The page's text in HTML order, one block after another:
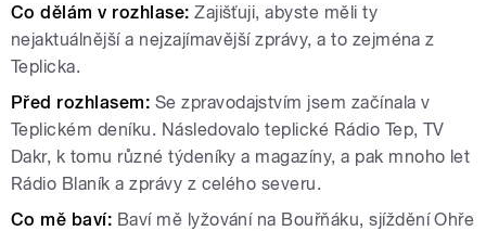
Co dělám v rozhlase:Zajišťuji, abyste měli ty
nejaktuálnější a nejzajímavější zprávy, a to zejména z
Teplicka.
Před rozhlasem: Sezpravodajstvím jsem začínala v
Teplickém deníku. Následovalo teplické Rádio Tep, TV
Dakr, k tomu různé týdeníky a magazíny, a pak mnoho let
Rádio Blaník a zprávy z celého severu.
Co mě baví: Baví mě lyžování na Bouřňáku, sjíždění Ohře